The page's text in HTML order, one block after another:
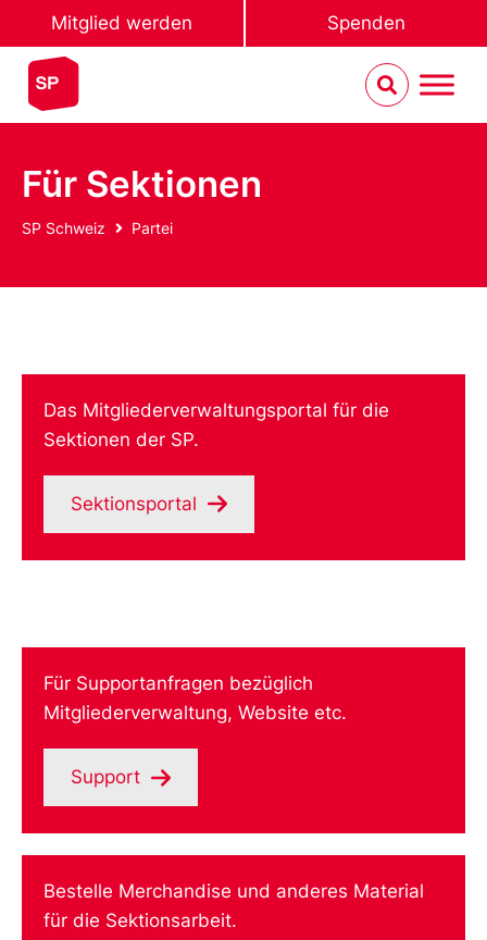
Mitglied werden Spenden
Für Sektionen
SP Schweiz Partei
Das Mitgliederverwaltungsportal für die
Sektionen der SP.
Sektionsportal
Für Supportanfragen bezüglich
Mitgliederverwaltung, Website etc.
Support
Bestelle Merchandise und anderes Material
für die Sektionsarbeit.